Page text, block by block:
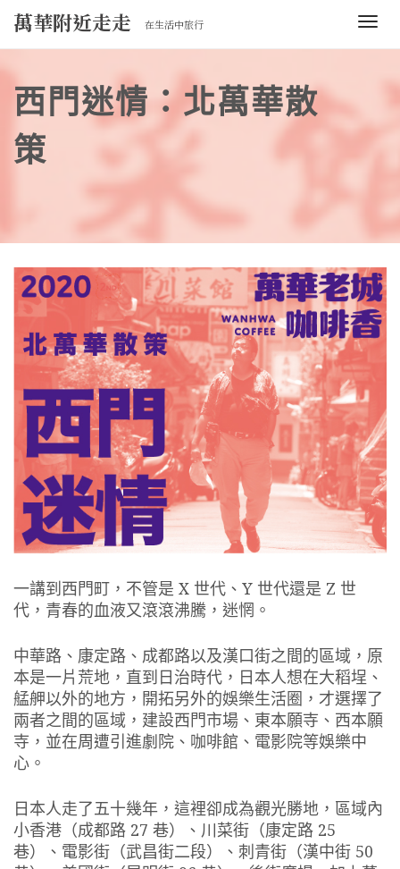
Skip
to
content
T
o
g
t
i
o
n
萬華附近走走 在生活中旅行
西門迷情：北萬華散
策
一講到西門町，不管是 X 世代、Y 世代還是 Z 世
代，青春的血液又滾滾沸騰，迷惘。
中華路、康定路、成都路以及漢口街之間的區域，原
本是一片荒地，直到日治時代，日本人想在大稻埕、
艋舺以外的地方，開拓另外的娛樂生活圈，才選擇了
兩者之間的區域，建設西門市場、東本願寺、西本願
寺，並在周遭引進劇院、咖啡館、電影院等娛樂中
心。
日本人走了五十幾年，這裡卻成為觀光勝地，區域內
小香港（成都路 27 巷）、川菜街（康定路 25
巷）、電影街（武昌街二段）、刺青街（漢中街 50